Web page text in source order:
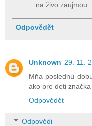
na živo zaujmou.
Odpovědět
Unknown 29. 11.
Mňa poslednú
ako pre deti značka
Odpovědět
Odpovědi